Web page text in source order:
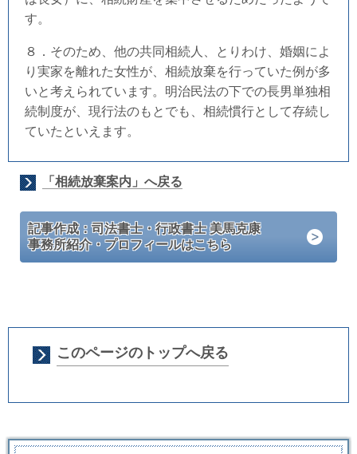
す。
８．そのため、他の共同相続人、とりわけ、婚姻によ
り実家を離れた女性が、相続放棄を行っていた例が多
いと考えられています。明治民法の下での長男単独相
続制度が、現行法のもとでも、相続慣行として存続し
ていたといえます。
「相続放棄案内」へ戻る
記事作成：司法書士・行政書士 美馬克康
事務所紹介・プロフィールはこちら
このページのトップへ戻る